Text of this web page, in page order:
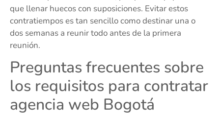
que llenar huecos con suposiciones. Evitar estos
contratiempos es tan sencillo como destinar una o
dos semanas a reunir todo antes de la primera
reunión.
Preguntas frecuentes sobre
los requisitos para contratar
agencia web Bogotá